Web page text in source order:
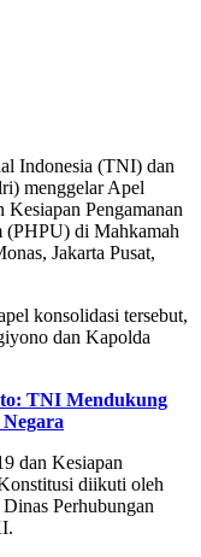
Indonesia (TNI) dan
menggelar Apel
Pengamanan
(PHPU) di Mahkamah
Jakarta Pusat,
konsolidasi tersebut,
dan Kapolda
TNI Mendukung
dan Kesiapan
diikuti oleh
Perhubungan